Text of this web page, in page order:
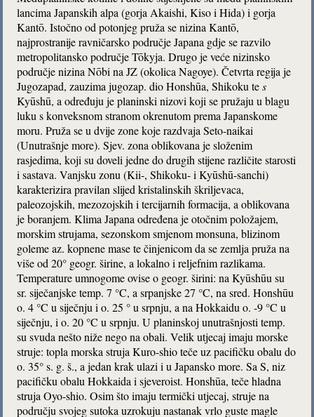
lancima Japanskih alpa (gorja Akaishi, Kiso i Hida) i gorja
Kantō. Istočno od potonjeg pruža se nizina Kantō,
najprostranije ravničarsko područje Japana gdje se razvilo
metropolitansko područje Tōkyja. Drugo je veće nizinsko
područje nizina Nōbi na JZ (okolica Nagoye). Četvrta regija je
Jugozapad, zauzima jugozap. dio Honshūa, Shikoku tes
Kyūshū, a određuju je planinski nizovi koji se pružaju u blagu
luku s konveksnom stranom okrenutom prema Japanskome
moru. Pruža se u dvije zone koje razdvaja Seto-naikai
(Unutrašnje more). Sjev. zona oblikovana je složenim
rasjedima, koji su doveli jedne do drugih stijene različite starosti
i sastava. Vanjsku zonu (Kii-, Shikoku- i Kyūshū-sanchi)
karakterizira pravilan slijed kristalinskih škriljevaca,
paleozojskih, mezozojskih i tercijarnih formacija, a oblikovana
je boranjem. Klima Japana određena je otočnim položajem,
morskim strujama, sezonskom smjenom monsuna, blizinom
goleme az. kopnene mase te činjenicom da se zemlja pruža na
više od 20° geogr. širine, a lokalno i reljefnim razlikama.
Temperature umnogome ovise o geogr. širini: na Kyūshūu su
sr. siječanjske temp. 7 °C, a srpanjske 27 °C, na sred. Honshūu
o. 4 °C u siječnju i o. 25 ° u srpnju, a na Hokkaidu o. -9 °C u
siječnju, i o. 20 °C u srpnju. U planinskoj unutrašnjosti temp.
su svuda nešto niže nego na obali. Velik utjecaj imaju morske
struje: topla morska struja Kuro-shio teče uz pacifičku obalu do
o. 35° s. g. š., a jedan krak ulazi i u Japansko more. Sa S, niz
pacifičku obalu Hokkaida i sjeveroist. Honshūa, teče hladna
struja Oyo-shio. Osim što imaju termički utjecaj, struje na
području svojeg sutoka uzrokuju nastanak vrlo guste magle